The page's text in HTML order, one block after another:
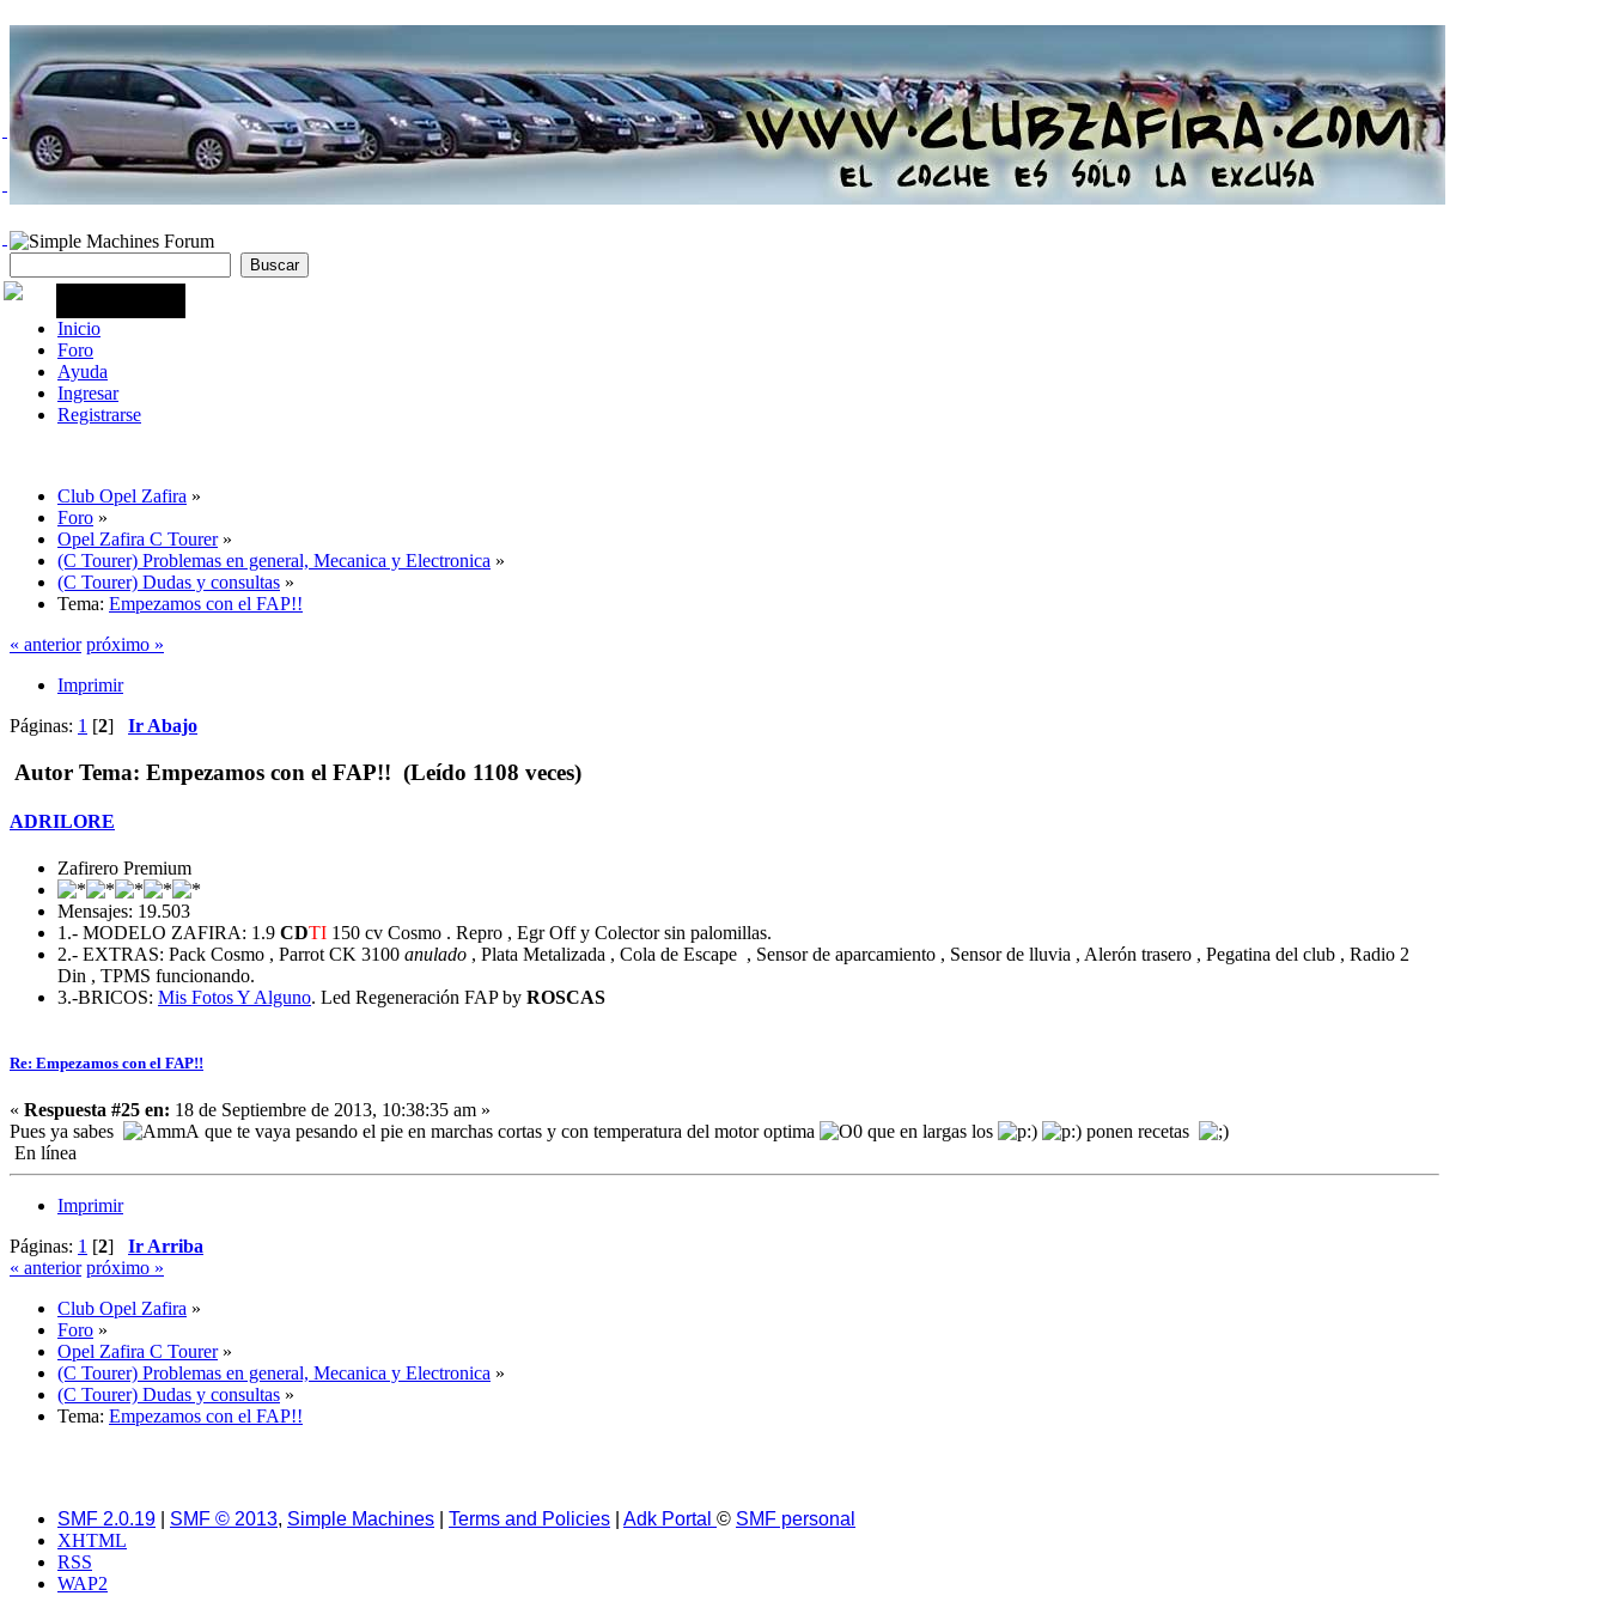
Inicio
Foro
Ayuda
Ingresar
Registrarse
Club Opel Zafira »
Foro »
Opel Zafira C Tourer»
(C Tourer) Problemas en general, Mecanica y Electronica »
(C Tourer) Dudas y consultas »
Tema: Empezamos con el FAP!!
« anterior próximo »
Imprimir
Páginas: 1 [2] Ir Abajo
Autor Tema: Empezamos con el FAP!! (Leído 1108 veces)
ADRILORE
Zafirero Premium
Mensajes: 19.503
1.- MODELO ZAFIRA: 1.9 CDTI 150 cv Cosmo . Repro , Egr Off y Colector sin palomillas.
2.- EXTRAS: Pack Cosmo , Parrot CK 3100 anulado , Plata Metalizada , Cola de Escape , Sensor de aparcamiento , Sensor de lluvia , Alerón trasero , Pegatina del club , Radio 2
Din , TPMS funcionando.
3.-BRICOS: Mis FotosY Alguno. Led Regeneración FAP by ROSCAS
Re: Empezamos con el FAP!!
« Respuesta #25 en: 18 de Septiembre de 2013, 10:38:35 am »
Pues ya sabes
que te vaya pesando el pie en marchas cortas y con temperatura del motor optima que en largas los
ponen recetas
En línea
Imprimir
Páginas: 1 [2] Ir Arriba
« anterior próximo »
Club Opel Zafira »
Foro »
Opel Zafira C Tourer»
(C Tourer) Problemas en general, Mecanica y Electronica »
(C Tourer) Dudas y consultas »
Tema: Empezamos con el FAP!!
SMF 2.0.19 SMF © 2013, Simple Machines Terms and Policies Adk Portal © SMF personal
XHTML
RSS
WAP2